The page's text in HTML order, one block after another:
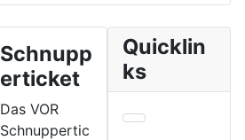
Schnupp
erticket
Das VOR
Schnuppertic
Quicklin
ks